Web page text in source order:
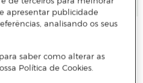
Adicionar
apresentar publicidade
analisando os seus
saber como alterar as
Política de Cookies.